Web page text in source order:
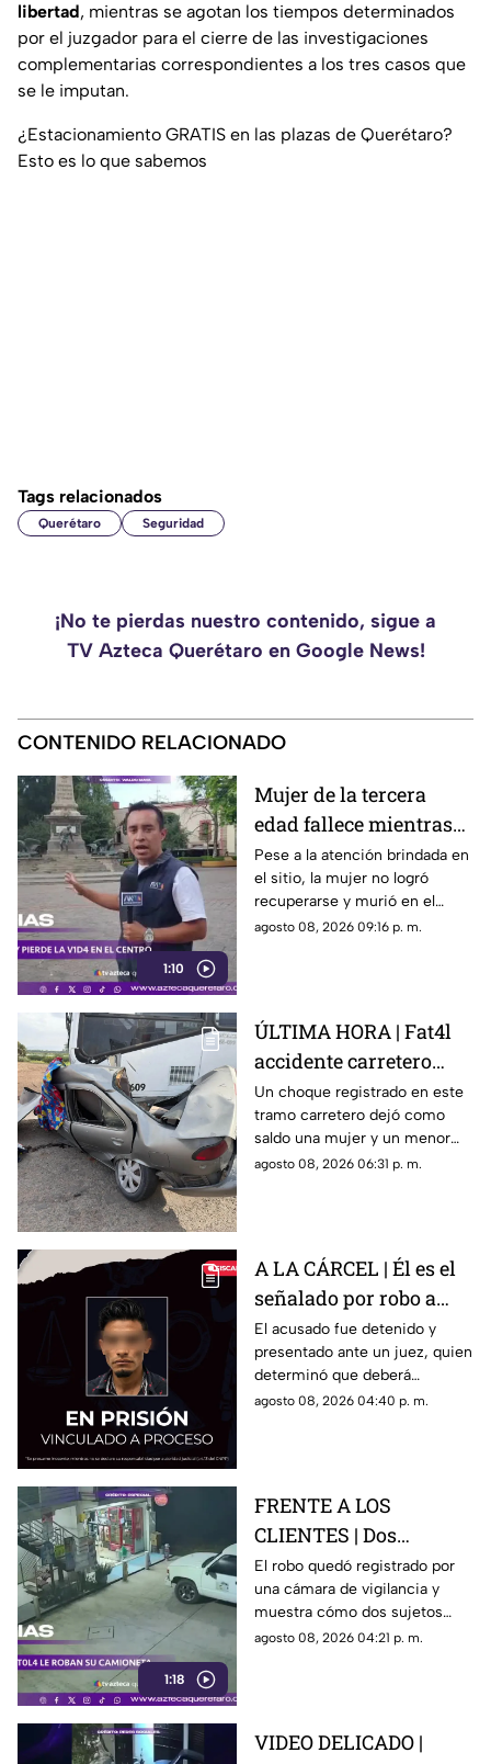
libertad, mientras se agotan los tiempos determinados
por el juzgador para el cierre de las investigaciones
complementarias correspondientes a los tres casos que
se le imputan.
¿Estacionamiento GRATIS en las plazas de Querétaro?
Esto es lo que sabemos
Tags relacionados
Querétaro Seguridad
¡No te pierdas nuestro contenido, sigue a
TV Azteca Querétaro en Google News!
CONTENIDO RELACIONADO
1:10
Mujer de la tercera
edad fallece mientras
caminaba por el Centro
de Querétaro
Pese a la atención brindada en
el sitio, la mujer no logró
recuperarse y murió en el
lugar.
agosto 08, 2026 09:16 p. m.
ÚLTIMA HORA | Fat4l
accidente carretero
deja una mujer y un
niño mu3rtos en San
Juan del Río
Un choque registrado en este
tramo carretero dejó como
saldo una mujer y un menor
sin vida, además de una
agosto 08, 2026 06:31 p. m.
A LA CÁRCEL | Él es el
señalado por robo a
una casa en Santa Rosa
Jáuregui
El acusado fue detenido y
presentado ante un juez, quien
determinó que deberá
permanecer en prisión
agosto 08, 2026 04:40 p. m.
1:18
FRENTE A LOS
CLIENTES | Dos
hombres enc4ñonan a
conductor y se llevan
su camioneta
El robo quedó registrado por
una cámara de vigilancia y
muestra cómo dos sujetos
obligaron a un conductor y a
agosto 08, 2026 04:21 p. m.
VIDEO DELICADO |